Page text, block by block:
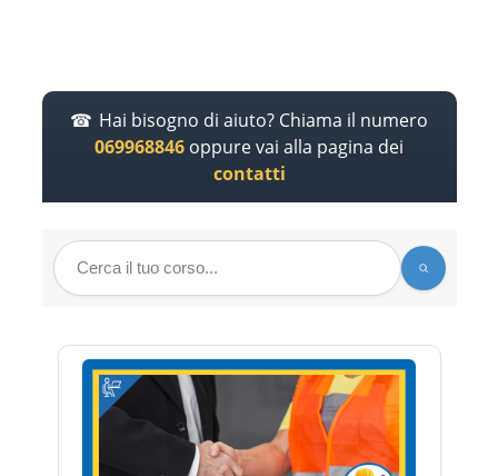
Hai bisogno di aiuto? Chiama il numero
069968846 oppure vai alla pagina dei
contatti